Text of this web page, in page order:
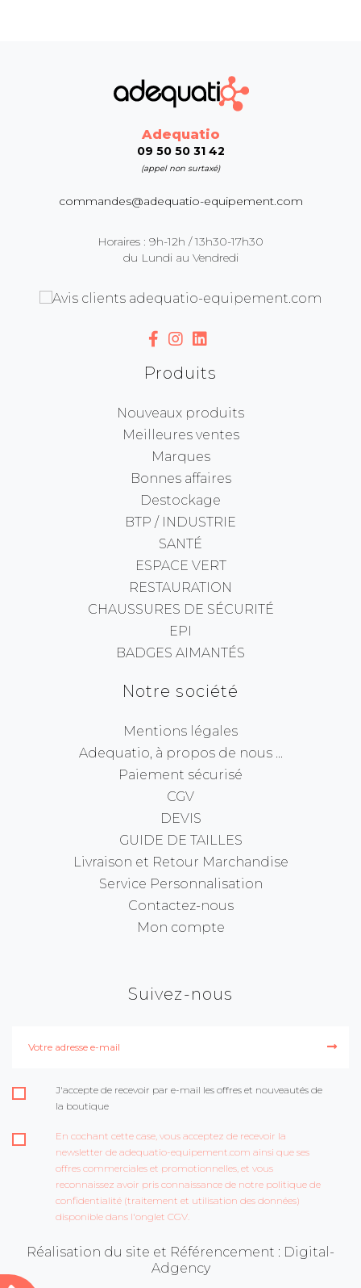
Adequatio
09 50 50 31 42
(appel non surtaxé)
commandes@adequatio-equipement.com
Horaires : 9h-12h / 13h30-17h30
du Lundi au Vendredi
Produits
Nouveaux produits
Meilleures ventes
Marques
Bonnes affaires
Destockage
BTP / INDUSTRIE
SANTÉ
ESPACE VERT
RESTAURATION
CHAUSSURES DE SÉCURITÉ
EPI
BADGES AIMANTÉS
Notre société
Mentions légales
Adequatio, à propos de nous ...
Paiement sécurisé
CGV
DEVIS
GUIDE DE TAILLES
Livraison et Retour Marchandise
Service Personnalisation
Contactez-nous
Mon compte
Suivez-nous
J'accepte de recevoir par e-mail les offres et nouveautés de
la boutique
En cochant cette case, vous acceptez de recevoir la
newsletter de adequatio-equipement.com ainsi que ses
offres commerciales et promotionnelles, et vous
reconnaissez avoir pris connaissance de notre politique de
confidentialité (traitement et utilisation des données)
disponible dans l'onglet CGV.
Réalisation du site et Référencement : Digital-
Adgency